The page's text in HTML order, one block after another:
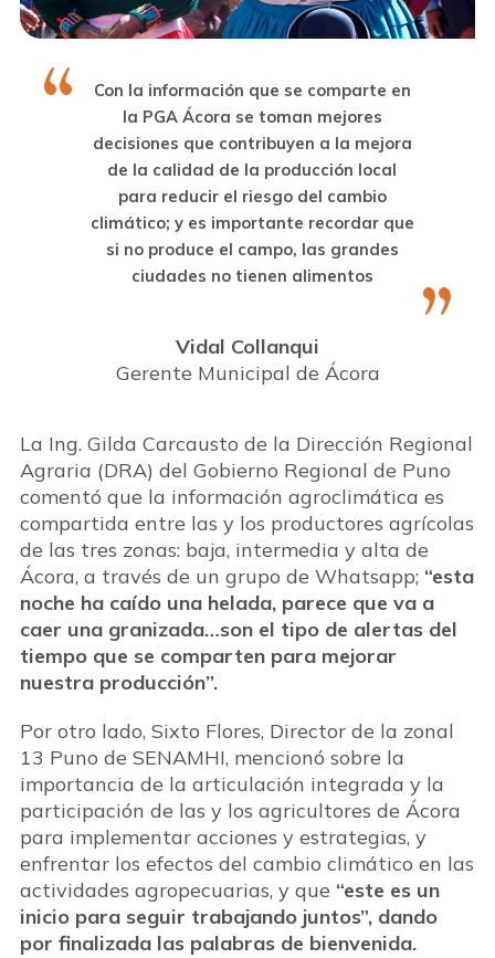
Con la información que se comparte en
la PGA Ácora se toman mejores
decisiones que contribuyen a la mejora
de la calidad de la producción local
para reducir el riesgo del cambio
climático; y es importante recordar que
si no produce el campo, las grandes
ciudades no tienen alimentos
Vidal Collanqui
Gerente Municipal de Ácora
La Ing. Gilda Carcausto de la Dirección Regional
Agraria (DRA) del Gobierno Regional de Puno
comentó que la información agroclimática es
compartida entre las y los productores agrícolas
de las tres zonas: baja, intermedia y alta de
Ácora, a través de un grupo de Whatsapp; “esta
noche ha caído una helada, parece que va a
caer una granizada…son el tipo de alertas del
tiempo que se comparten para mejorar
nuestra producción”.
Por otro lado, Sixto Flores, Director de la zonal
13 Puno de SENAMHI, mencionó sobre la
importancia de la articulación integrada y la
participación de las y los agricultores de Ácora
para implementar acciones y estrategias, y
enfrentar los efectos del cambio climático en las
actividades agropecuarias, y que “este es un
inicio para seguir trabajando juntos”, dando
por finalizada las palabras de bienvenida.